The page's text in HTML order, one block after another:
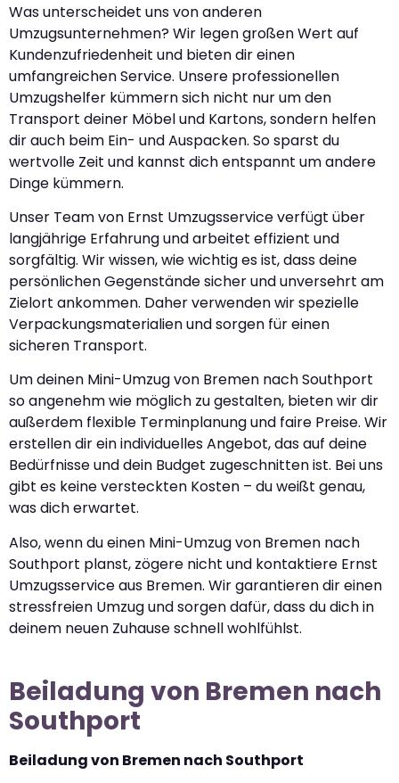
Was unterscheidet uns von anderen
Umzugsunternehmen? Wir legen großen Wert auf
Kundenzufriedenheit und bieten dir einen
umfangreichen Service. Unsere professionellen
Umzugshelfer kümmern sich nicht nur um den
Transport deiner Möbel und Kartons, sondern helfen
dir auch beim Ein- und Auspacken. So sparst du
wertvolle Zeit und kannst dich entspannt um andere
Dinge kümmern.
Unser Team von Ernst Umzugsservice verfügt über
langjährige Erfahrung und arbeitet effizient und
sorgfältig. Wir wissen, wie wichtig es ist, dass deine
persönlichen Gegenstände sicher und unversehrt am
Zielort ankommen. Daher verwenden wir spezielle
Verpackungsmaterialien und sorgen für einen
sicheren Transport.
Um deinen Mini-Umzug von Bremen nach Southport
so angenehm wie möglich zu gestalten, bieten wir dir
außerdem flexible Terminplanung und faire Preise. Wir
erstellen dir ein individuelles Angebot, das auf deine
Bedürfnisse und dein Budget zugeschnitten ist. Bei uns
gibt es keine versteckten Kosten – du weißt genau,
was dich erwartet.
Also, wenn du einen Mini-Umzug von Bremen nach
Southport planst, zögere nicht und kontaktiere Ernst
Umzugsservice aus Bremen. Wir garantieren dir einen
stressfreien Umzug und sorgen dafür, dass du dich in
deinem neuen Zuhause schnell wohlfühlst.
Beiladung von Bremen nach
Southport
Beiladung von Bremen nach Southport